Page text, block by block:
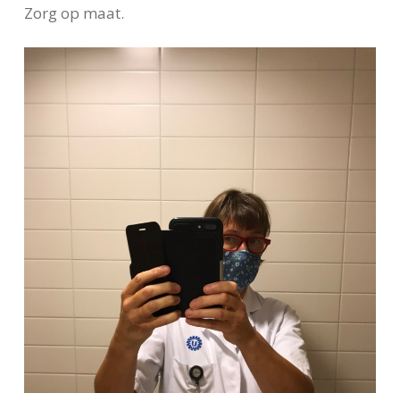
Zorg op maat.